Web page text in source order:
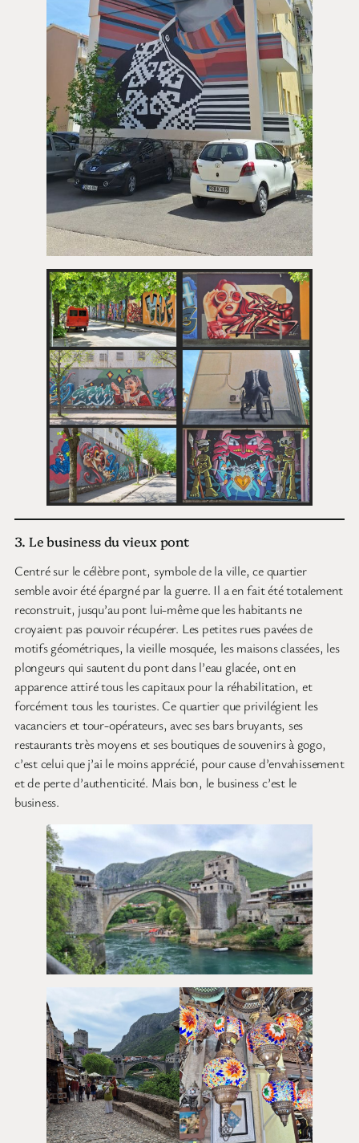
3. Le business du vieux pont
Centré sur le célèbre pont, symbole de la ville, ce quartier
semble avoir été épargné par la guerre. Il a en fait été totalement
reconstruit, jusqu’au pont lui-même que les habitants ne
croyaient pas pouvoir récupérer. Les petites rues pavées de
motifs géométriques, la vieille mosquée, les maisons classées, les
plongeurs qui sautent du pont dans l’eau glacée, ont en
apparence attiré tous les capitaux pour la réhabilitation, et
forcément tous les touristes. Ce quartier que privilégient les
vacanciers et tour-opérateurs, avec ses bars bruyants, ses
restaurants très moyens et ses boutiques de souvenirs à gogo,
c’est celui que j’ai le moins apprécié, pour cause d’envahissement
et de perte d’authenticité. Mais bon, le business c’est le
business.